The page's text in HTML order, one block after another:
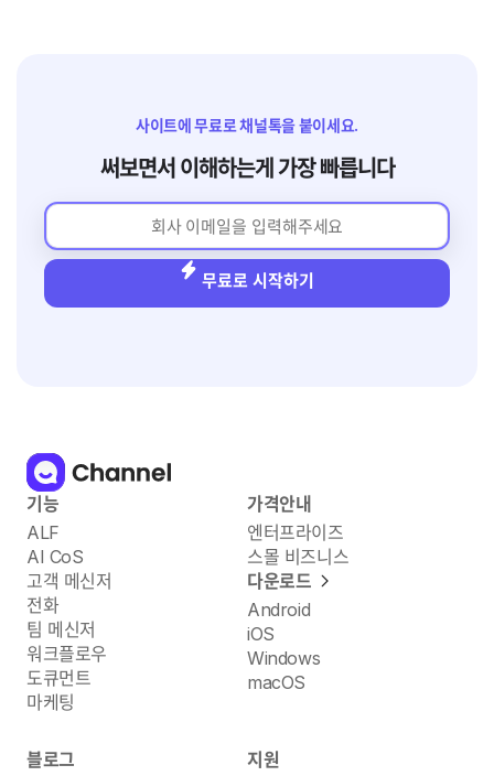
사이트에 무료로 채널톡을 붙이세요.
써보면서 이해하는게 가장 빠릅니다
무료로 시작하기
기능
ALF
AI CoS
고객 메신저
전화
팀 메신저
워크플로우
도큐먼트
마케팅
가격안내
엔터프라이즈
스몰 비즈니스
다운로드
Android
iOS
Windows
macOS
블로그
지원